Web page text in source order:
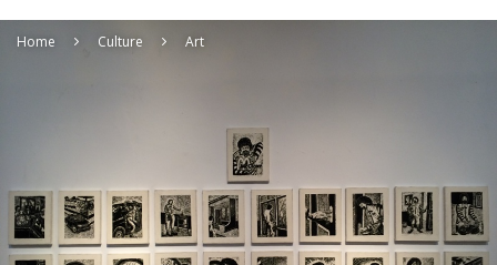
Home Culture Art